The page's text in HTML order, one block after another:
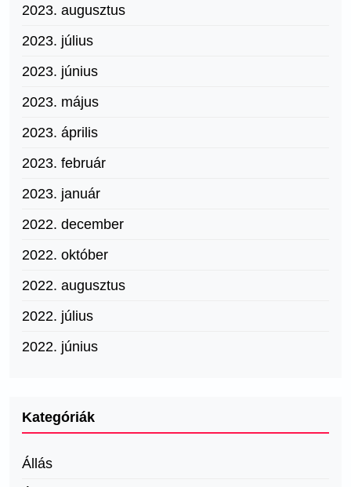
2023. augusztus
2023. július
2023. június
2023. május
2023. április
2023. február
2023. január
2022. december
2022. október
2022. augusztus
2022. július
2022. június
Kategóriák
Állás